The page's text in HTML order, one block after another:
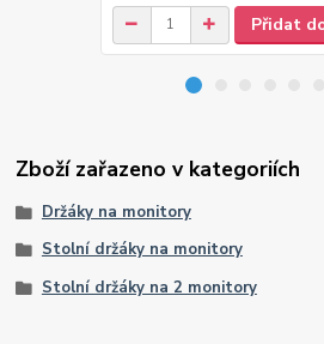
Přidat
Zboží zařazeno v kategoriích
Držáky na monitory
Stolní držáky na monitory
Stolní držáky na 2 monitory